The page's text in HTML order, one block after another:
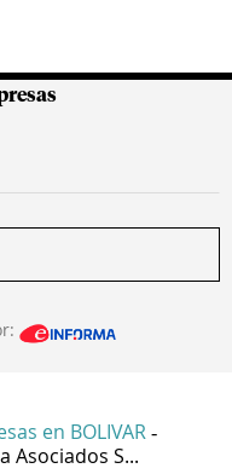
en BOLIVAR -
Asociados S...